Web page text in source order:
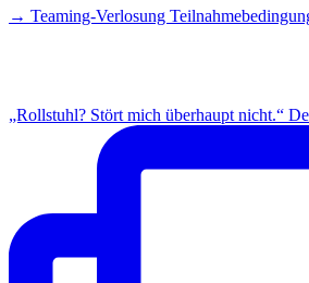
→ Teaming-Verlosung
„Rollstuhl? Stört mich überhaupt nicht.“